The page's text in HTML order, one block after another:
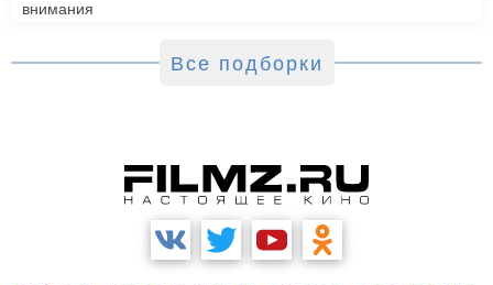
внимания
Все подборки